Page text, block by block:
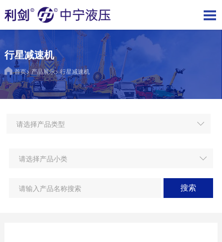
行星减速机
首页>产品展示>行星减速机
搜索